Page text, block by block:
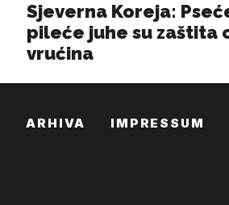
ARHIVA IMPRESSUM